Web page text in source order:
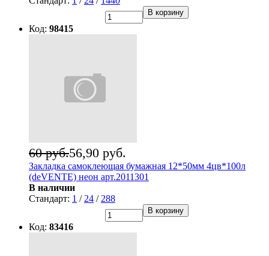
В корзину
Код: 98415
56,90 руб.
60 руб.
Закладка самоклеющая бумажная 12*50мм 4цв*100л
(deVENTE) неон арт.2011301
В наличии
Стандарт: 1 / 24 / 288
В корзину
Код: 83416